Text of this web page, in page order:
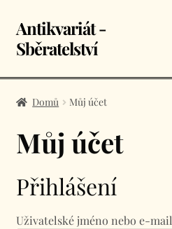
Přeskočit
na
Přejít
k
webu
Antikvariát -
Sběratelství
Úvodní stránka
Kontakt
Domů Můj účet
Můj účet
Přihlášení
Uživatelské jméno nebo e-mail